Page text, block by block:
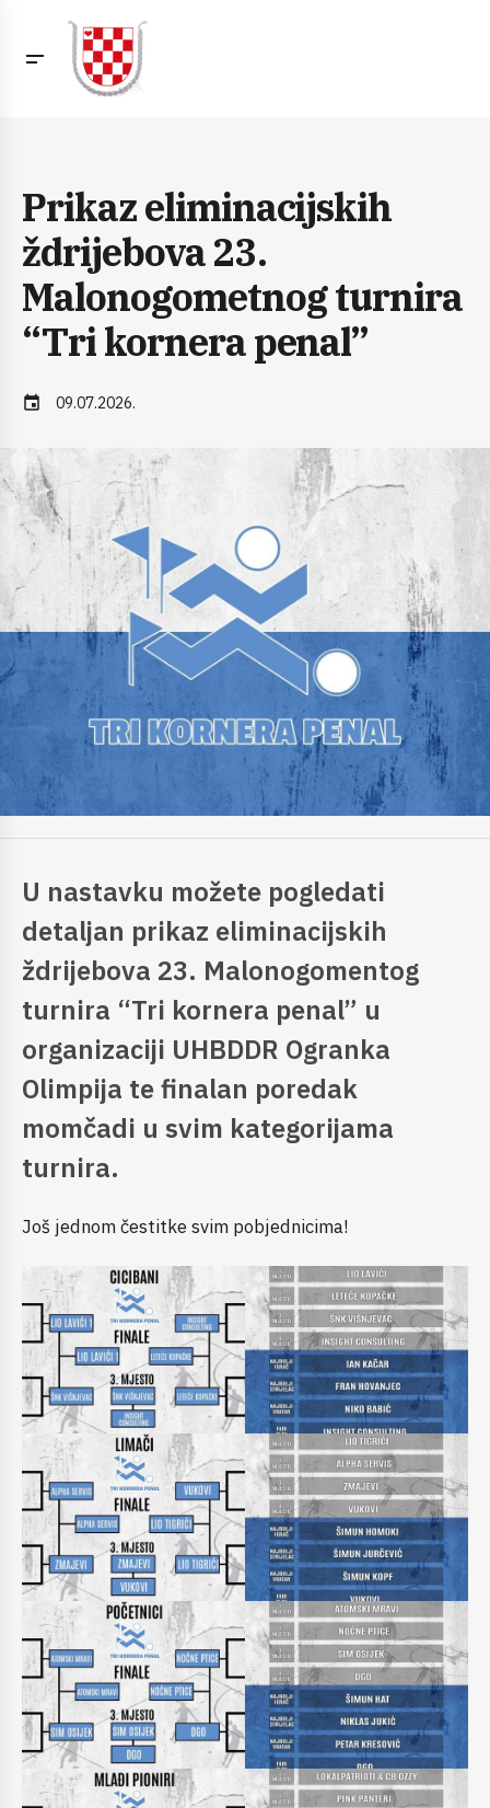
Prikaz eliminacijskih
ždrijebova 23.
Malonogometnog turnira
“Tri kornera penal”
event 09.07.2026.
U nastavku možete pogledati
detaljan prikaz eliminacijskih
ždrijebova 23. Malonogomentog
turnira “Tri kornera penal” u
organizaciji UHBDDR Ogranka
Olimpija te finalan poredak
momčadi u svim kategorijama
turnira.
Još jednom čestitke svim pobjednicima!